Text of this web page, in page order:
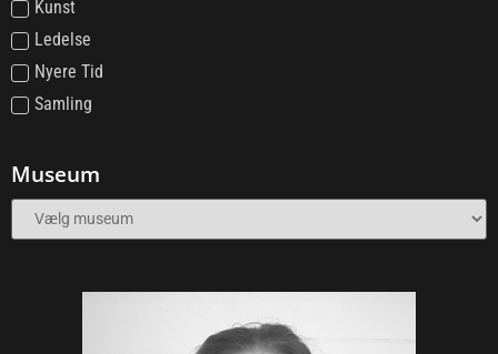
Kunst
Ledelse
Nyere Tid
Samling
Museum